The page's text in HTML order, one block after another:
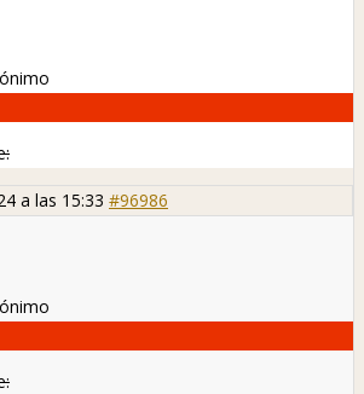
a las 15:33 #96986